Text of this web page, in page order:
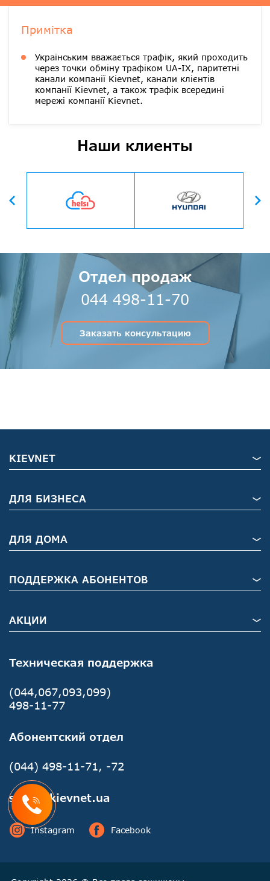
Примітка
Українським вважається трафік, який проходить
через точки обміну трафіком UA-IX, паритетні
канали компанії Kievnet, канали клієнтів
компанії Kievnet, а також трафік всередині
мережі компанії Kievnet.
Наши клиенты
Назад
Отдел продаж
044 498-11-70
Заказать консультацию
Техническая поддержка
(044,067,093,099)
498-11-77
Абонентский отдел
(044) 498-11-71, -72
sales@kievnet.ua
Instagram Facebook
KIEVNET
ДЛЯ БИЗНЕСА
ДЛЯ ДОМА
ПОДДЕРЖКА АБОНЕНТОВ
АКЦИИ